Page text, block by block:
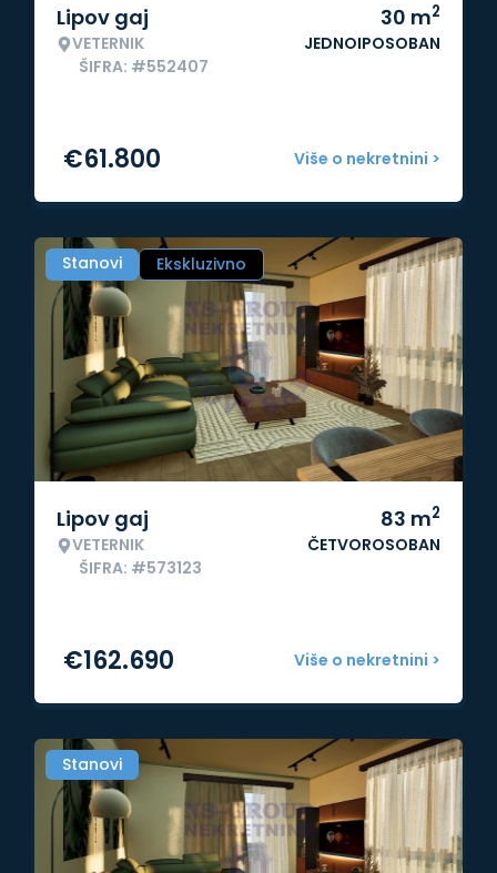
Lipov gaj
VETERNIK
ŠIFRA: #552407
30 m2
JEDNOIPOSOBAN
Više o nekretnini >
€61.800
Stanovi Ekskluzivno
Lipov gaj
VETERNIK
ŠIFRA: #573123
83 m2
ČETVOROSOBAN
Više o nekretnini >
€162.690
Stanovi